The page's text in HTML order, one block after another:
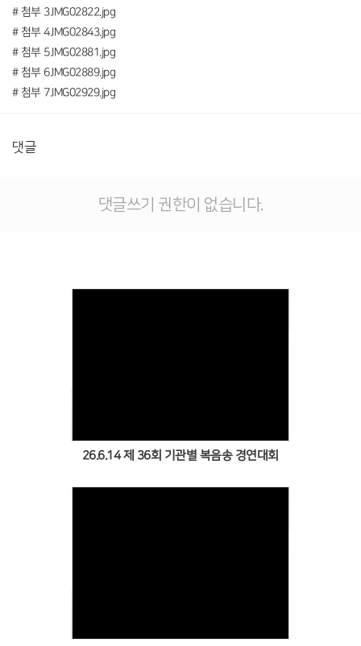
# 첨부 3.IMG02822.jpg
# 첨부 4.IMG02843.jpg
# 첨부 5.IMG02881.jpg
# 첨부 6.IMG02889.jpg
# 첨부 7.IMG02929.jpg
댓글
댓글쓰기 권한이 없습니다.
26.6.14 제 36회 기관별 복음송 경연대회